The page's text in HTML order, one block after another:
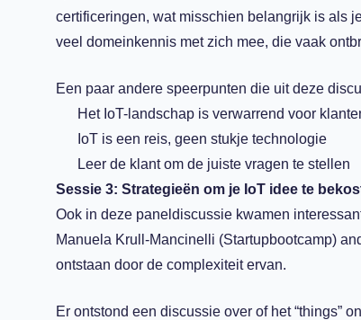
certificeringen, wat misschien belangrijk is als
veel domeinkennis met zich mee, die vaak
Een paar andere speerpunten die uit deze
Het IoT-landschap is verwarrend voor
IoT is een reis, geen stukje technologie
Leer de klant om de juiste vragen te stellen
Sessie 3: Strategieën om je IoT idee te
Ook in deze paneldiscussie kwamen
Manuela Krull-Mancinelli (Startupbootcamp)
ontstaan door de complexiteit ervan.
Er ontstond een discussie over of het “things”